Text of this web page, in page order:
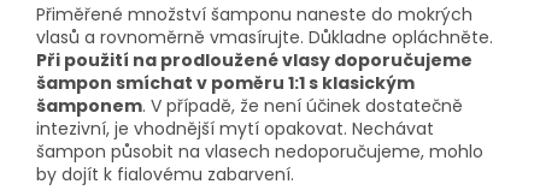
Přiměřené množství šamponu naneste do mokrých
vlasů a rovnoměrně vmasírujte. Důkladne opláchněte.
Při použití na prodloužené vlasy doporučujeme
šampon smíchat v poměru 1:1 s klasickým
šamponem. V případě, že není účinek dostatečně
intezivní, je vhodnější mytí opakovat. Nechávat
šampon působit na vlasech nedoporučujeme, mohlo
by dojít k fialovému zabarvení.